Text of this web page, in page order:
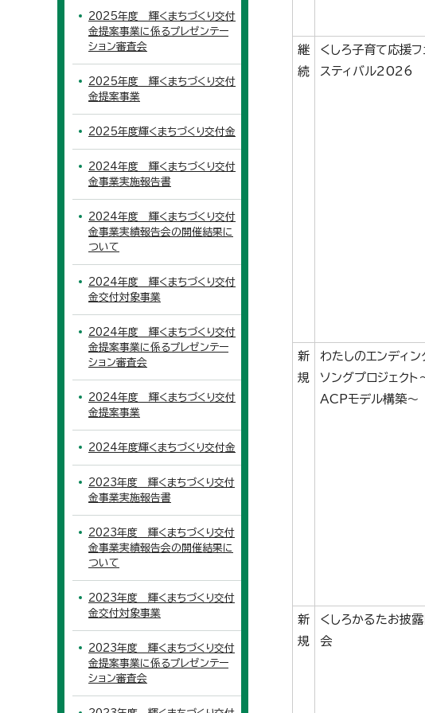
継
続
くしろ子育て応援フ
スティバル2026
新
規
わたしのエンディン
ソングプロジェクト
ACPモデル構築～
新
規
くしろかるたお披露
会
2025年度 輝くまちづくり交付
金提案事業に係るプレゼンテー
ション審査会
2025年度 輝くまちづくり交付
金提案事業
2025年度輝くまちづくり交付金
2024年度 輝くまちづくり交付
金事業実施報告書
2024年度 輝くまちづくり交付
金事業実績報告会の開催結果に
ついて
2024年度 輝くまちづくり交付
金交付対象事業
2024年度 輝くまちづくり交付
金提案事業に係るプレゼンテー
ション審査会
2024年度 輝くまちづくり交付
金提案事業
2024年度輝くまちづくり交付金
2023年度 輝くまちづくり交付
金事業実施報告書
2023年度 輝くまちづくり交付
金事業実績報告会の開催結果に
ついて
2023年度 輝くまちづくり交付
金交付対象事業
2023年度 輝くまちづくり交付
金提案事業に係るプレゼンテー
ション審査会